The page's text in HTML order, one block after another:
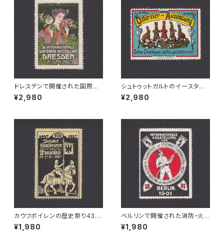
ドレスデンで開催された国際園
芸博覧会の公式宣伝ポスタース
タンプ 1907年
¥2,980
シュトゥットガルトのイースター
エッグ展覧会宣伝ポスタースタ
ンプ 1914年
¥2,980
カウフボイレンの歴史祭り430
周年記念ポスタースタンプ 192
7年
¥1,980
ベルリンで開催された消防・火
災救助の国際博覧会ポスタース
タンプ 1901年
¥1,980